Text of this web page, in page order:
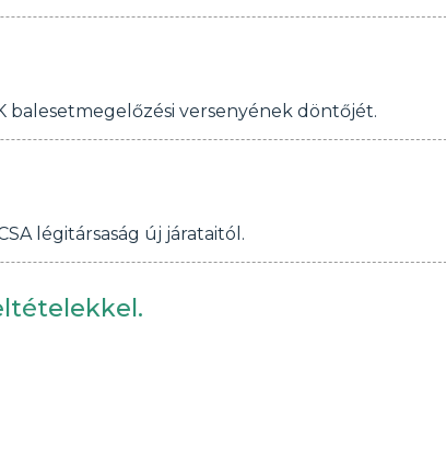
balesetmegelőzési versenyének döntőjét.
légitársaság új járataitól.